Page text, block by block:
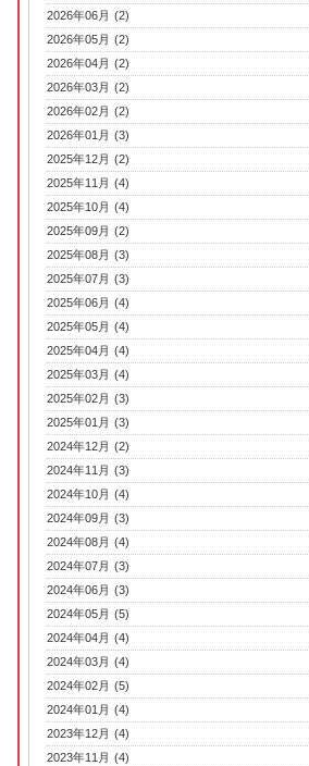
2026年06月 (2)
2026年05月 (2)
2026年04月 (2)
2026年03月 (2)
2026年02月 (2)
2026年01月 (3)
2025年12月 (2)
2025年11月 (4)
2025年10月 (4)
2025年09月 (2)
2025年08月 (3)
2025年07月 (3)
2025年06月 (4)
2025年05月 (4)
2025年04月 (4)
2025年03月 (4)
2025年02月 (3)
2025年01月 (3)
2024年12月 (2)
2024年11月 (3)
2024年10月 (4)
2024年09月 (3)
2024年08月 (4)
2024年07月 (3)
2024年06月 (3)
2024年05月 (5)
2024年04月 (4)
2024年03月 (4)
2024年02月 (5)
2024年01月 (4)
2023年12月 (4)
2023年11月 (4)